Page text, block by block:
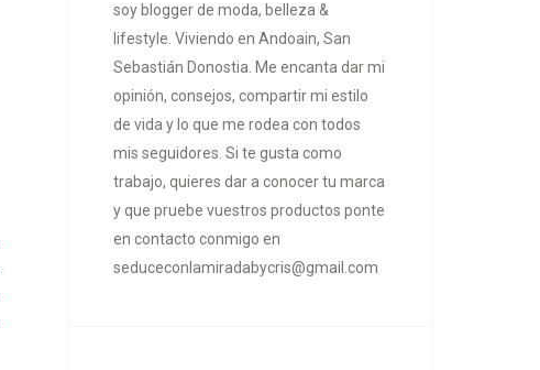
soy blogger de moda, belleza &
lifestyle. Viviendo en Andoain, San
Sebastián Donostia. Me encanta dar mi
opinión, consejos, compartir mi estilo
de vida y lo que me rodea con todos
mis seguidores. Si te gusta como
trabajo, quieres dar a conocer tu marca
y que pruebe vuestros productos ponte
en contacto conmigo en
seduceconlamiradabycris@gmail.com